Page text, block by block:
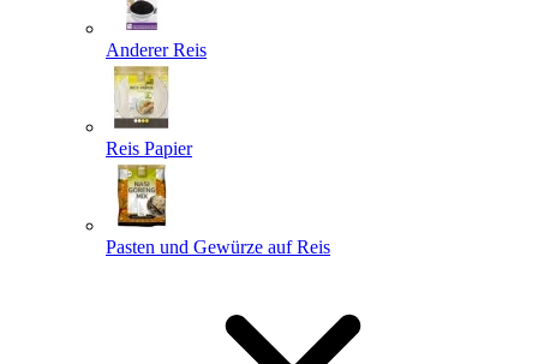
Anderer Reis
Reis Papier
Pasten und Gewürze auf Reis